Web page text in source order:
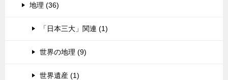
地理 (36)
「日本三大」関連 (1)
世界の地理 (9)
世界遺産 (1)